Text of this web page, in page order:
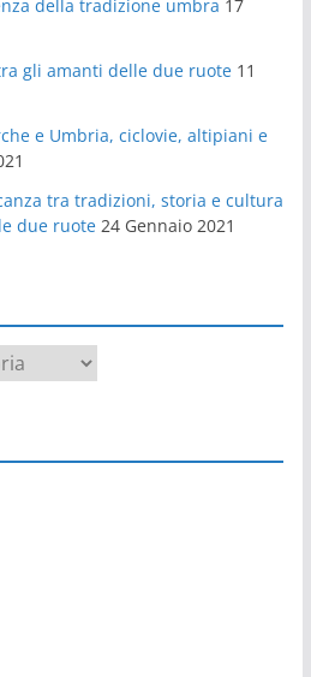
della tradizione umbra 17
gli amanti delle due ruote 11
e Umbria, ciclovie, altipiani e
tra tradizioni, storia e cultura
due ruote 24 Gennaio 2021